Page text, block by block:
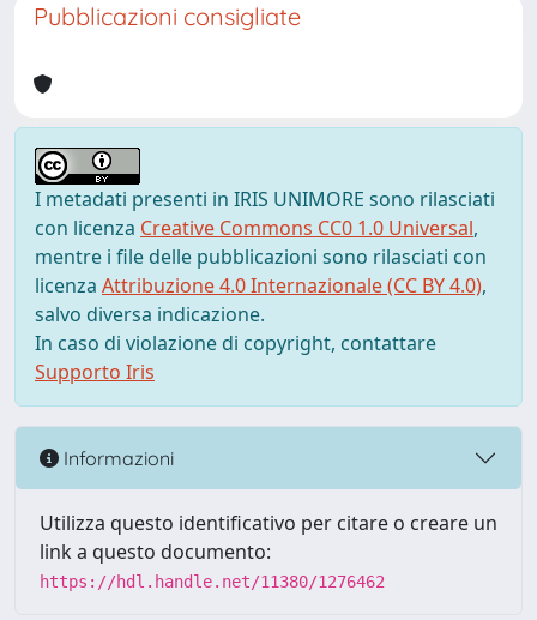
Pubblicazioni consigliate
I metadati presenti in IRIS UNIMORE sono rilasciati
con licenza Creative Commons CC0 1.0 Universal,
mentre i file delle pubblicazioni sono rilasciati con
licenza Attribuzione 4.0 Internazionale (CC BY 4.0),
salvo diversa indicazione.
In caso di violazione di copyright, contattare
Supporto Iris
Informazioni
Utilizza questo identificativo per citare o creare un
link a questo documento:
https://hdl.handle.net/11380/1276462